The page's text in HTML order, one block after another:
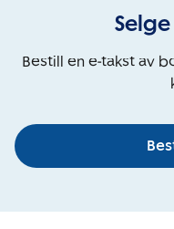
Bestill en e-takst av